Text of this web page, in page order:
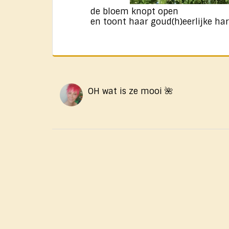
de bloem knopt open
en toont haar goud(h)eerlijke
OH wat is ze mooi 🌺